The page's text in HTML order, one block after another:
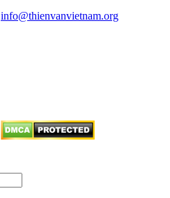
info@thienvanvietnam.org